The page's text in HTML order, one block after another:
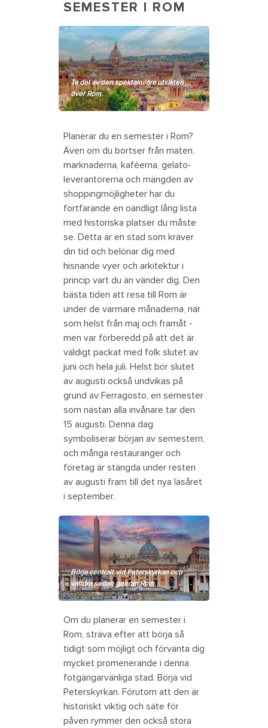
SEMESTER I ROM
Ta del av den spektakulära utsikten
över Rom.
Planerar du en semester i Rom?
Även om du bortser från maten,
marknaderna, kaféerna, gelato-
leverantörerna och mängden av
shoppingmöjligheter har du
fortfarande en oändligt lång lista
med historiska platser du måste
se. Detta är en stad som kräver
din tid och belönar dig med
hisnande vyer och arkitektur i
princip vart du än vänder dig. Den
bästa tiden att resa till Rom är
under de varmare månaderna, när
som helst från maj och framåt -
men var förberedd på att det är
väldigt packat med folk slutet av
juni och hela juli. Helst bör slutet
av augusti också undvikas på
grund av Ferragosto, en semester
som nästan alla invånare tar den
15 augusti. Denna dag
symboliserar början av semestern,
och många restauranger och
företag är stängda under resten
av augusti fram till det nya läsåret
i september.
Börja centralt vid Peterskyrkan och
vandra sedan genom Rom.
Om du planerar en semester i
Rom, sträva efter att börja så
tidigt som möjligt och förvänta dig
mycket promenerande i denna
fotgängarvänliga stad. Börja vid
Peterskyrkan. Förutom att den är
historiskt viktig och säte för
påven rymmer den också stora